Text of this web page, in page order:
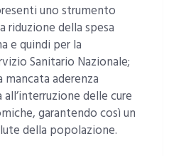
uno strumento
riduzione della spesa
e quindi per la
Sanitario Nazionale;
mancata aderenza
delle cure
garantendo così un
della popolazione.